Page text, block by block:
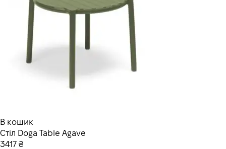
В кошик
Стiл Doga Table Agave
3417 ₴